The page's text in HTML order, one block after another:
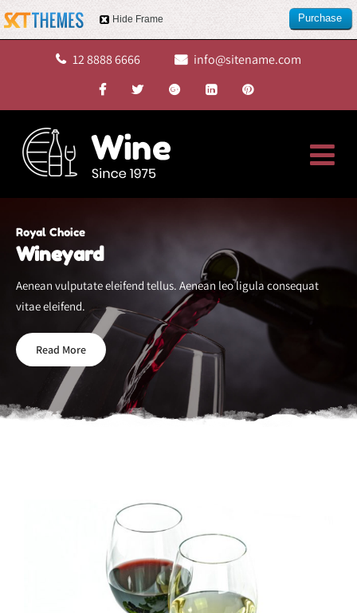
12 8888 6666 info@sitename.com
Royal Choice
Wineyard
Aenean vulputate eleifend tellus. Aenean leo ligula consequat
vitae eleifend.
Read More
Hide Frame
Purchase
this item